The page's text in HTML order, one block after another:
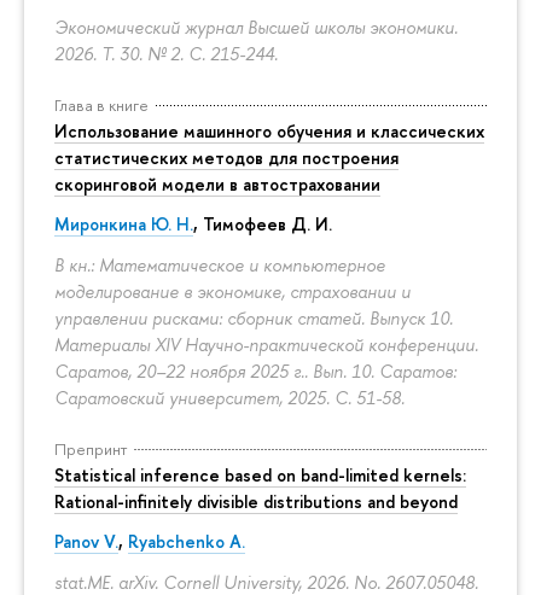
Экономический журнал Высшей школы экономики.
2026. Т. 30. № 2. С. 215-244.
Глава в книге
Использование машинного обучения и классических
статистических методов для построения
скоринговой модели в автостраховании
Миронкина Ю. Н., Тимофеев Д. И.
В кн.: Математическое и компьютерное
моделирование в экономике, страховании и
управлении рисками: сборник статей. Выпуск 10.
Материалы XIV Научно-практической конференции.
Саратов, 20–22 ноября 2025 г.. Вып. 10. Саратов:
Саратовский университет, 2025. С. 51-58.
Препринт
Statistical inference based on band-limited kernels:
Rational-infinitely divisible distributions and beyond
Panov V., Ryabchenko A.
stat.ME. arXiv. Cornell University, 2026. No. 2607.05048.